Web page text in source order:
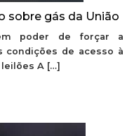
sobre gás da União
poder de forçar a
condições de acesso à
A […]